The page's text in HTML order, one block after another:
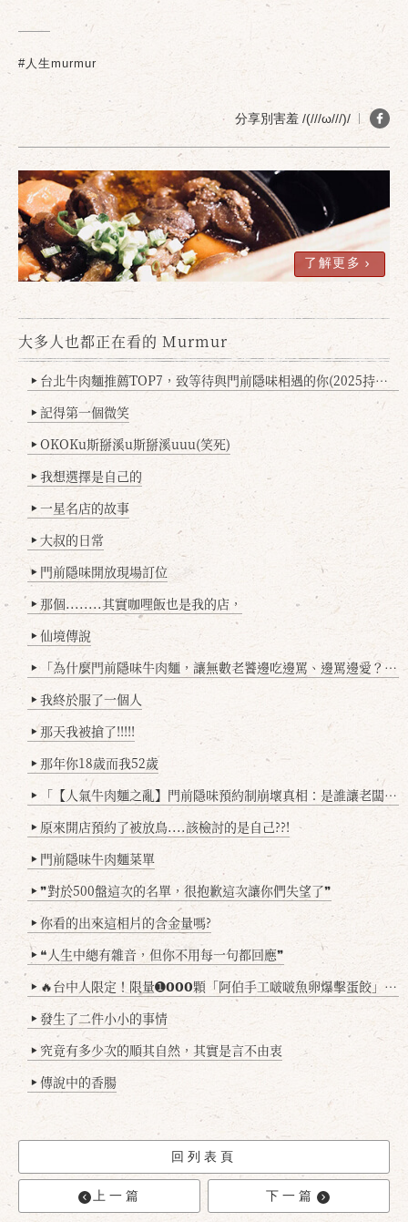
#人生murmur
分享別害羞 /(///ω///)/
了解更多
大多人也都正在看的 Murmur
▶ 台北牛肉麵推薦TOP7，致等待與門前隱味相遇的你(2025持續更新
▶ 記得第一個微笑
▶ OKOKu斯掰溪u斯掰溪uuu(笑死)
▶ 我想選擇是自己的
▶ 一星名店的故事
▶ 大叔的日常
▶ 門前隱味開放現場訂位
▶ 那個........其實咖哩飯也是我的店，
▶ 仙境傳說
▶ 「為什麼門前隱味牛肉麵，讓無數老饕邊吃邊罵、邊罵邊愛？小辣雞揭密！」
▶ 我終於服了一個人
▶ 那天我被搶了!!!!!
▶ 那年你18歲而我52歲
▶ 「【人氣牛肉麵之亂】門前隱味預約制崩壞真相：是誰讓老闆心灰意冷？」
▶ 原來開店預約了被放鳥....該檢討的是自己??!
▶ 門前隱味牛肉麵菜單
▶ ❞對於500盤這次的名單，很抱歉這次讓你們失望了❞
▶ 你看的出來這相片的含金量嗎?
▶ ❝人生中總有雜音，但你不用每一句都回應❞
▶ 🔥台中人限定！限量➊𝟬𝟬𝟬顆「阿伯手工啵啵魚卵爆擊蛋餃」台北已被搶爆2萬顆，最後名額門前隱味只留給你！🥟💥
▶ 發生了二件小小的事情
▶ 究竟有多少次的順其自然，其實是言不由衷
▶ 傳說中的香腸
回列表頁
上一篇 下一篇